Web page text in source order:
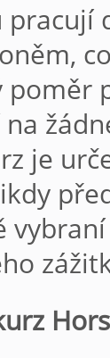
pracují
poměr
je